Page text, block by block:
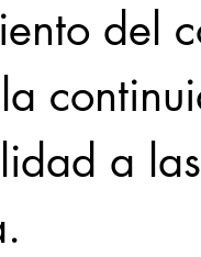
del
a